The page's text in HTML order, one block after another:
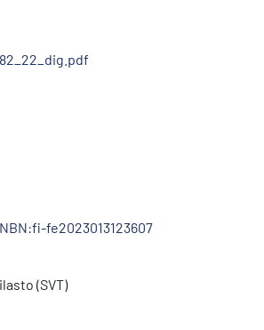
fe2023013123607
(SVT)